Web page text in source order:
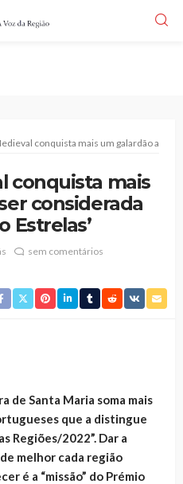
conquista mais um galardão ao
conquista mais
considerada
Estrelas’
sem comentários
de Santa Maria soma mais
que a distingue
Regiões/2022”. Dar a
melhor cada região
é a “missão” do Prémio